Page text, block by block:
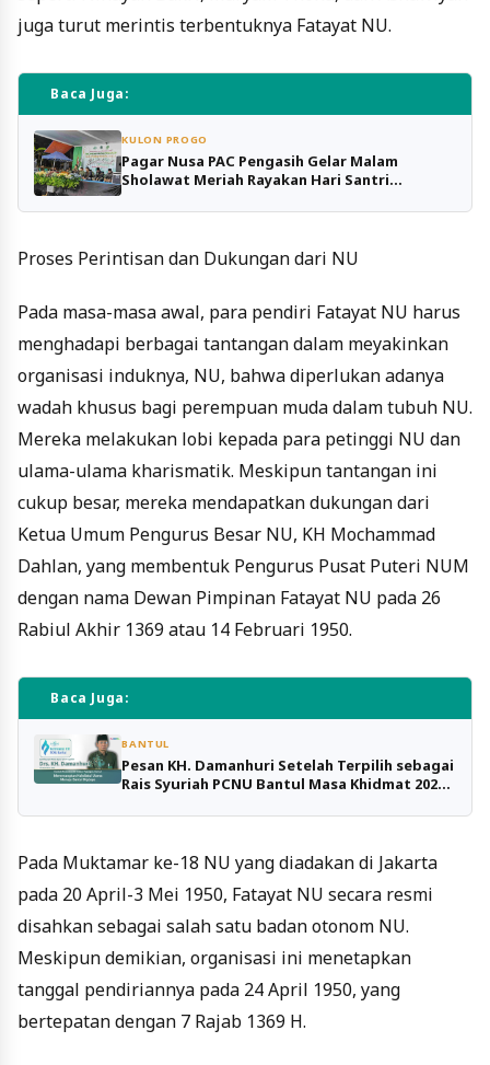
juga turut merintis terbentuknya Fatayat NU.
Baca Juga:
KULON PROGO
Pagar Nusa PAC Pengasih Gelar Malam
Sholawat Meriah Rayakan Hari Santri
Proses Perintisan dan Dukungan dari NU
Pada masa-masa awal, para pendiri Fatayat NU harus
menghadapi berbagai tantangan dalam meyakinkan
organisasi induknya, NU, bahwa diperlukan adanya
wadah khusus bagi perempuan muda dalam tubuh NU.
Mereka melakukan lobi kepada para petinggi NU dan
ulama-ulama kharismatik. Meskipun tantangan ini
cukup besar, mereka mendapatkan dukungan dari
Ketua Umum Pengurus Besar NU, KH Mochammad
Dahlan, yang membentuk Pengurus Pusat Puteri NUM
dengan nama Dewan Pimpinan Fatayat NU pada 26
Rabiul Akhir 1369 atau 14 Februari 1950.
Baca Juga:
BANTUL
Pesan KH. Damanhuri Setelah Terpilih sebagai
Rais Syuriah PCNU Bantul Masa Khidmat 2024-
Pada Muktamar ke-18 NU yang diadakan di Jakarta
pada 20 April-3 Mei 1950, Fatayat NU secara resmi
disahkan sebagai salah satu badan otonom NU.
Meskipun demikian, organisasi ini menetapkan
tanggal pendiriannya pada 24 April 1950, yang
bertepatan dengan 7 Rajab 1369 H.